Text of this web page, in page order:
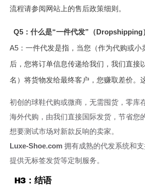
流程请参阅网站上的售后政策细则。
Q5：什么是“一件代发”（Dropshipping
A5：一件代发是指，当您（作为代购或小
后，您将订单信息传递给我们，我们直接
名）将货物发给最终客户，您赚取差价。
初创的球鞋代购或微商，无需囤货，零库
海外代购，由我们直接国际发货，节省您
想要测试市场对新款反响的卖家。
Luxe-Shoe.com 拥有成熟的代发系统和
提供无标签发货等定制服务。
H3：结语